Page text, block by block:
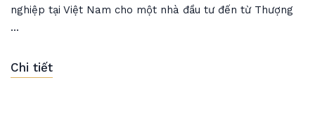
nghiệp tại Việt Nam cho một nhà đầu tư đến từ Thượng
...
Chi tiết